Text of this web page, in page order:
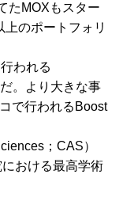
たMOXもスター
のポートフォリ
われる
。より大きな事
で行われる Boost
；CAS）
おける最高学術